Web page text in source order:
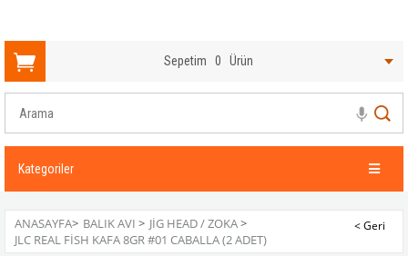
Sepetim 0 Ürün
Kategoriler
ANASAYFA> BALIK AVI > JIG HEAD / ZOKA>
JLC REAL FISH KAFA 8GR #01 CABALLA (2 ADET)